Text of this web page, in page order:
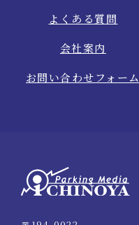
よくある質問
会社案内
お問い合わせフォーム